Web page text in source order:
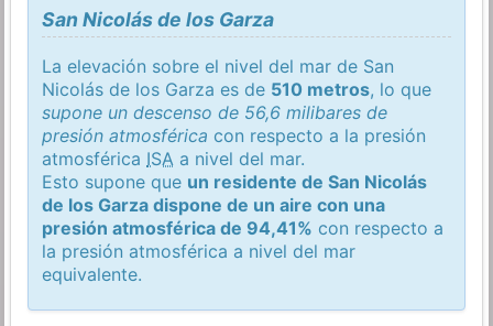
San Nicolás de los Garza
La elevación sobre el nivel del mar de San
Nicolás de los Garza es de 510 metros, lo que
supone un descenso de 56,6 milibares de
presión atmosférica con respecto a la presión
atmosférica ISA a nivel del mar.
Esto supone que un residente de San Nicolás
de los Garza dispone de un aire con una
presión atmosférica de 94,41% con respecto a
la presión atmosférica a nivel del mar
equivalente.